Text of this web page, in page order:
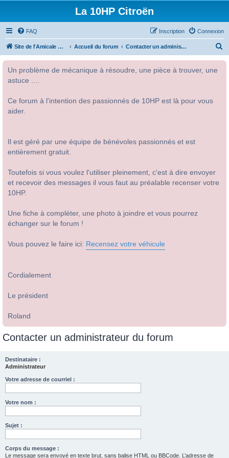
La 10HP Citroën
FAQ Connexion
Inscription
Site de l'Amicale Citroën 10HP Accueil du forum Contacter un administrateur du forum
Un problème de mécanique à résoudre, une pièce à trouver, une
astuce ....
Ce forum à l'intention des passionnés de 10HP est là pour vous
aider.
Il est géré par une équipe de bénévoles passionnés et est
entièrement gratuit.
Toutefois si vous voulez l'utiliser pleinement, c'est à dire envoyer
et recevoir des messages il vous faut au préalable recenser votre
10HP.
Une fiche à compléter, une photo à joindre et vous pourrez
échanger sur le forum !
Vous pouvez le faire ici: Recensez votre véhicule
Cordialement
Le président
Roland
Contacter un administrateur du forum
Destinataire :
Administrateur
Votre adresse de courriel :
Votre nom :
Sujet :
Corps du message :
Le message sera envoyé en texte brut, sans balise HTML ou BBCode. L’adresse de